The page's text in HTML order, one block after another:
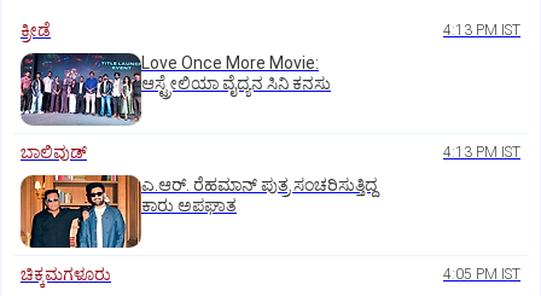
ಕ್ರೀಡೆ 4:13 PM IST
Love Once More Movie:
ಆಸ್ಟ್ರೇಲಿಯಾ ವೈದ್ಯನ ಸಿನಿ ಕನಸು
ಬಾಲಿವುಡ್‌ 4:13 PM IST
ಎ.ಆರ್. ರೆಹಮಾನ್ ಪುತ್ರ ಸಂಚರಿಸುತ್ತಿದ್ದ
ಕಾರು ಅಪಘಾತ
ಚಿಕ್ಕಮಗಳೂರು 4:05 PM IST